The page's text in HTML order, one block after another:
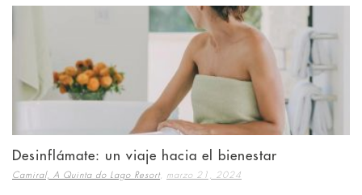
Desinflámate: un viaje hacia el bienestar
Camiral, A Quinta do Lago Resort, marzo 21, 2024